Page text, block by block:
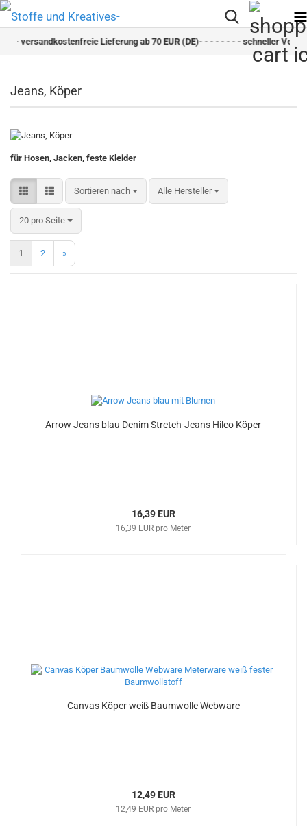
Lieferung ab 70 EUR (DE)- - - - - - - - schneller Versand - -
Jeans, Köper
für Hosen, Jacken, feste Kleider
Sortieren nach
Sortieren nach Alle Hersteller
20 pro Seite
pro Seite
1 2 »
Arrow Jeans blau Denim Stretch-Jeans Hilco Köper
16,39 EUR
16,39 EUR pro Meter
Canvas Köper weiß Baumwolle Webware
12,49 EUR
12,49 EUR pro Meter